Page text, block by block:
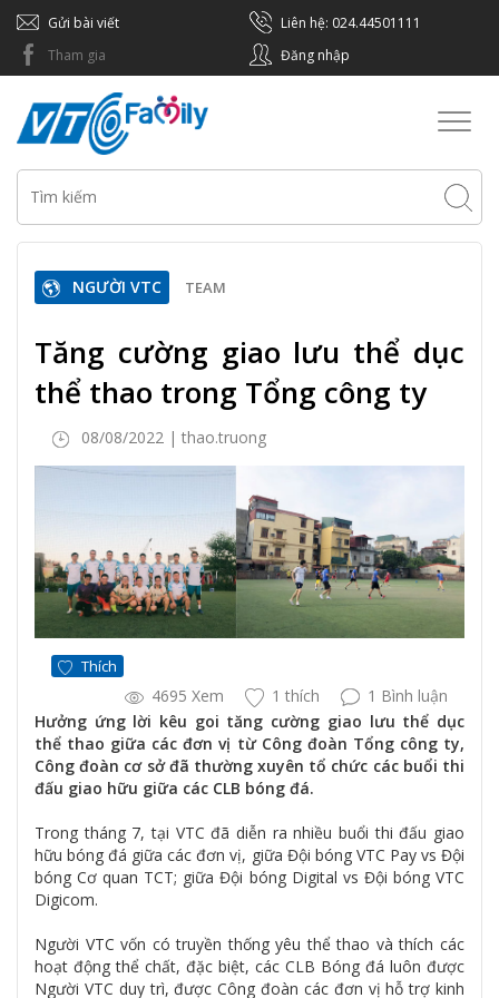
Gửi bài viết
Liên hệ: 024.44501111
Tham gia
Đăng nhập
NGƯỜI VTC TEAM
Tăng cường giao lưu thể dục
thể thao trong Tổng công ty
08/08/2022 | thao.truong
Thích
4695 Xem 1 thích
1 Bình luận
Hưởng ứng lời kêu goi tăng cường giao lưu thể dục
thể thao giữa các đơn vị từ Công đoàn Tổng công ty,
Công đoàn cơ sở đã thường xuyên tổ chức các buổi thi
đấu giao hữu giữa các CLB bóng đá.
Trong tháng 7, tại VTC đã diễn ra nhiều buổi thi đấu giao
hữu bóng đá giữa các đơn vị, giữa Đội bóng VTC Pay vs Đội
bóng Cơ quan TCT; giữa Đội bóng Digital vs Đội bóng VTC
Digicom.
Người VTC vốn có truyền thống yêu thể thao và thích các
hoạt động thể chất, đặc biệt, các CLB Bóng đá luôn được
Người VTC duy trì, được Công đoàn các đơn vị hỗ trợ kinh